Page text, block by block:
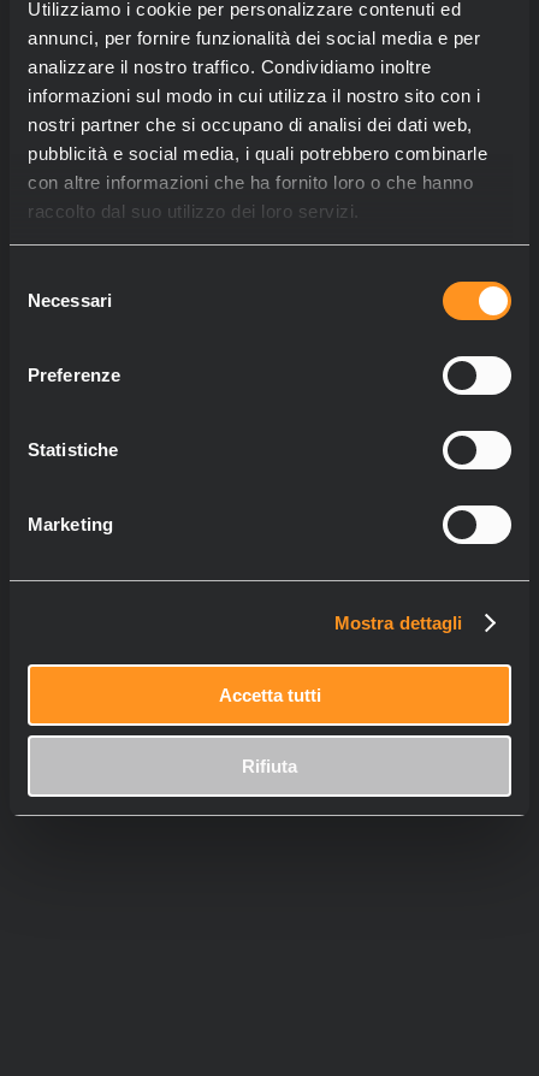
Utilizziamo i cookie per personalizzare contenuti ed
annunci, per fornire funzionalità dei social media e per
analizzare il nostro traffico. Condividiamo inoltre
informazioni sul modo in cui utilizza il nostro sito con i
nostri partner che si occupano di analisi dei dati web,
pubblicità e social media, i quali potrebbero combinarle
con altre informazioni che ha fornito loro o che hanno
raccolto dal suo utilizzo dei loro servizi.
delNecessari
Preferenze
Statistiche
Marketing
Mostra dettagli
Accetta tutti
Rifiuta